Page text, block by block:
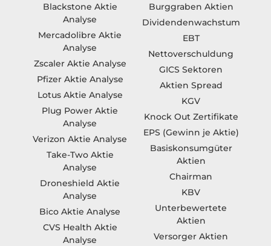
Blackstone Aktie
Analyse
Mercadolibre Aktie
Analyse
Zscaler Aktie Analyse
Pfizer Aktie Analyse
Lotus Aktie Analyse
Plug Power Aktie
Analyse
Verizon Aktie Analyse
Take-Two Aktie
Analyse
Droneshield Aktie
Analyse
Bico Aktie Analyse
CVS Health Aktie
Analyse
Burggraben Aktien
Dividendenwachstum
EBT
Nettoverschuldung
GICS Sektoren
Aktien Spread
KGV
Knock Out Zertifikate
EPS (Gewinn je Aktie)
Basiskonsumgüter
Aktien
Chairman
KBV
Unterbewertete
Aktien
Versorger Aktien